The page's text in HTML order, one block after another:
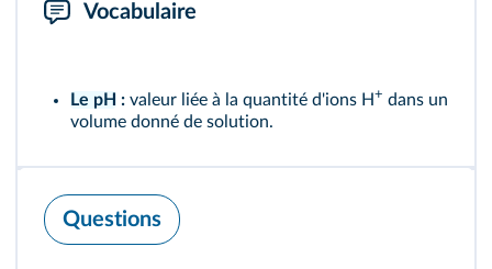
Vocabulaire
Le pH : valeur liée à la quantité d'ions H+ dans un
volume donné de solution.
Questions